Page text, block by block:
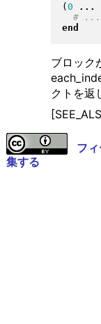
( 0 ...
end
ブロック
クトを返
フ
集する